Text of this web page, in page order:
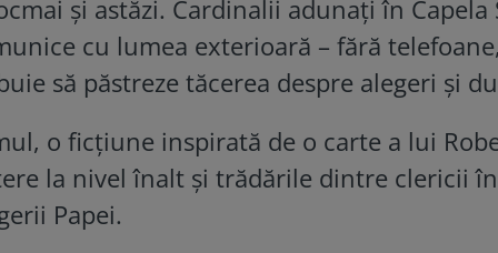
şi astăzi. Cardinalii adunaţi în
cu lumea exterioară – fără
să păstreze tăcerea despre alegeri şi
o ficțiune inspirată de o carte a lui
la nivel înalt şi trădările dintre clericii
Papei.